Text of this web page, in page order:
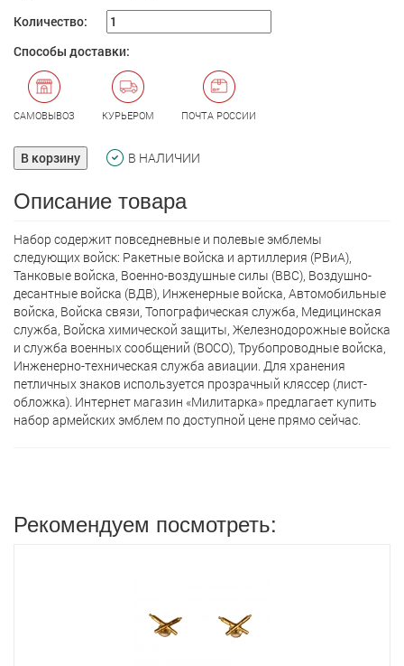
Количество:
Способы доставки:
САМОВЫВОЗ КУРЬЕРОМ ПОЧТА РОССИИ
В корзину В НАЛИЧИИ
Описание товара
Набор содержит повседневные и полевые эмблемы
следующих войск: Ракетные войска и артиллерия (РВиА),
Танковые войска, Военно-воздушные силы (ВВС), Воздушно-
десантные войска (ВДВ), Инженерные войска, Автомобильные
войска, Войска связи, Топографическая служба, Медицинская
служба, Войска химической защиты, Железнодорожные войска
и служба военных сообщений (ВОСО), Трубопроводные войска,
Инженерно-техническая служба авиации. Для хранения
петличных знаков используется прозрачный кляссер (лист-
обложка). Интернет магазин «Милитарка» предлагает кyпить
набор армейских эмблем по доступной цене прямо сейчас.
Рекомендуем посмотреть: